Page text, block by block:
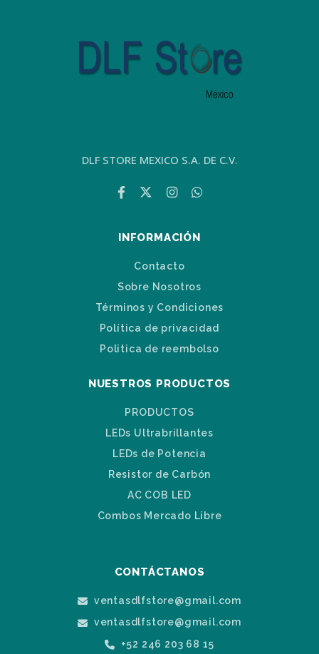
DLF STORE MEXICO S.A. DE C.V.
INFORMACIÓN
Contacto
Sobre Nosotros
Términos y Condiciones
Política de privacidad
Politica de reembolso
NUESTROS PRODUCTOS
PRODUCTOS
LEDs Ultrabrillantes
LEDs de Potencia
Resistor de Carbón
AC COB LED
Combos Mercado Libre
CONTÁCTANOS
ventasdlfstore@gmail.com
ventasdlfstore@gmail.com
+52 246 203 68 15